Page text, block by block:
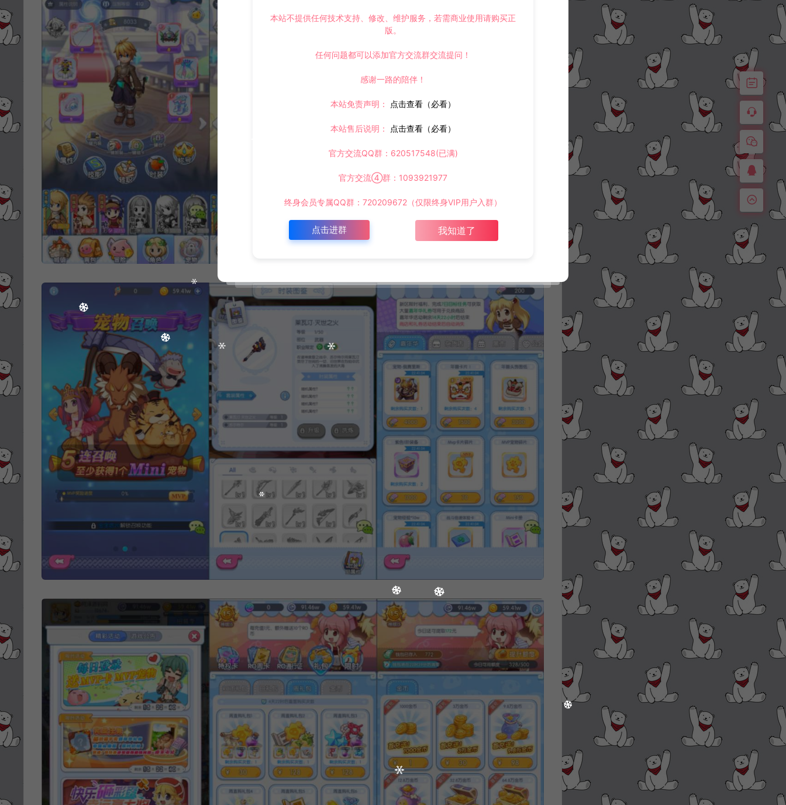
本站不提供任何技术支持、修改、维护服务，若需商业使用请购买正
版。
任何问题都可以添加官方交流群交流提问！
感谢一路的陪伴！
本站免责声明： 点击查看（必看）
本站售后说明： 点击查看（必看）
官方交流QQ群：620517548(已满)
官方交流④群：1093921977
终身会员专属QQ群：720209672（仅限终身VIP用户入群）
点击进群 我知道了